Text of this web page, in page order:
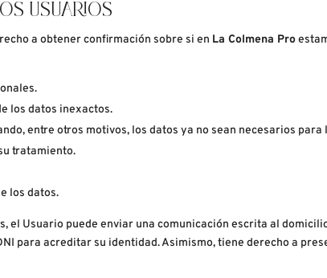
USUARIOS
a obtener confirmación sobre si en La Colmena Pro
los datos inexactos.
entre otros motivos, los datos ya no sean necesarios
tratamiento.
los datos.
el Usuario puede enviar una comunicación escrita al
para acreditar su identidad. Asimismo, tiene derecho a